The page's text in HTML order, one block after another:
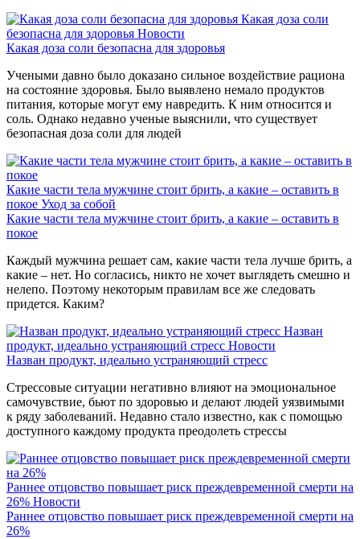
Какая доза соли
безопасна для здоровья Новости
Какая доза соли безопасна для здоровья
Учеными давно было доказано сильное воздействие рациона
на состояние здоровья. Было выявлено немало продуктов
питания, которые могут ему навредить. К ним относится и
соль. Однако недавно ученые выяснили, что существует
безопасная доза соли для людей
Какие части тела мужчине стоит брить, а какие – оставить в
покое Уход за собой
Какие части тела мужчине стоит брить, а какие – оставить в
покое
Каждый мужчина решает сам, какие части тела лучше брить, а
какие – нет. Но согласись, никто не хочет выглядеть смешно и
нелепо. Поэтому некоторым правилам все же следовать
придется. Каким?
Назван
продукт, идеально устраняющий стресс Новости
Назван продукт, идеально устраняющий стресс
Стрессовые ситуации негативно влияют на эмоциональное
самочувствие, бьют по здоровью и делают людей уязвимыми
к ряду заболеваний. Недавно стало известно, как с помощью
доступного каждому продукта преодолеть стрессы
Раннее отцовство повышает риск преждевременной смерти на
26% Новости
Раннее отцовство повышает риск преждевременной смерти на
26%